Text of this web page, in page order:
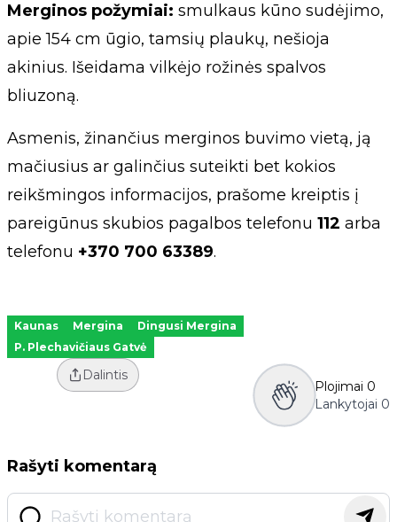
Merginos požymiai: smulkaus kūno sudėjimo,
apie 154 cm ūgio, tamsių plaukų, nešioja
akinius. Išeidama vilkėjo rožinės spalvos
bliuzoną.
Asmenis, žinančius merginos buvimo vietą, ją
mačiusius ar galinčius suteikti bet kokios
reikšmingos informacijos, prašome kreiptis į
pareigūnus skubios pagalbos telefonu 112 arba
telefonu +370 700 63389.
Kaunas Mergina
Dingusi Mergina
P. Plechavičiaus Gatvė
Dalintis
Plojimai 0
Lankytojai 0
Rašyti komentarą